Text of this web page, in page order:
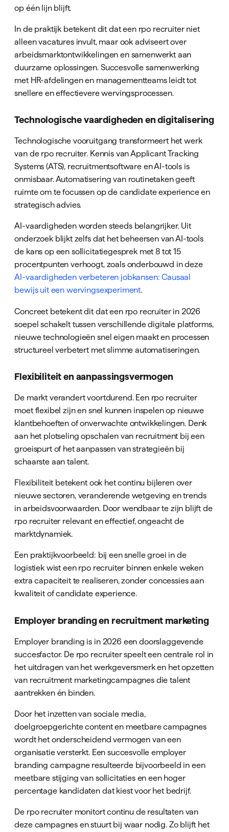
op één lijn blijft.
In de praktijk betekent dit dat een rpo recruiter niet
alleen vacatures invult, maar ook adviseert over
arbeidsmarktontwikkelingen en samenwerkt aan
duurzame oplossingen. Succesvolle samenwerking
met HR-afdelingen en managementteams leidt tot
snellere en effectievere wervingsprocessen.
Technologische vaardigheden en digitalisering
Technologische vooruitgang transformeert het werk
van de rpo recruiter. Kennis van Applicant Tracking
Systems (ATS), recruitmentsoftware en AI-tools is
onmisbaar. Automatisering van routinetaken geeft
ruimte om te focussen op de candidate experience en
strategisch advies.
AI-vaardigheden worden steeds belangrijker. Uit
onderzoek blijkt zelfs dat het beheersen van AI-tools
de kans op een sollicitatiegesprek met 8 tot 15
procentpunten verhoogt, zoals onderbouwd in deze
AI-vaardigheden verbeteren jobkansen: Causaal
bewijs uit een wervingsexperiment.
Concreet betekent dit dat een rpo recruiter in 2026
soepel schakelt tussen verschillende digitale platforms,
nieuwe technologieën snel eigen maakt en processen
structureel verbetert met slimme automatiseringen.
Flexibiliteit en aanpassingsvermogen
De markt verandert voortdurend. Een rpo recruiter
moet flexibel zijn en snel kunnen inspelen op nieuwe
klantbehoeften of onverwachte ontwikkelingen. Denk
aan het plotseling opschalen van recruitment bij een
groeispurt of het aanpassen van strategieën bij
schaarste aan talent.
Flexibiliteit betekent ook het continu bijleren over
nieuwe sectoren, veranderende wetgeving en trends
in arbeidsvoorwaarden. Door wendbaar te zijn blijft de
rpo recruiter relevant en effectief, ongeacht de
marktdynamiek.
Een praktijkvoorbeeld: bij een snelle groei in de
logistiek wist een rpo recruiter binnen enkele weken
extra capaciteit te realiseren, zonder concessies aan
kwaliteit of candidate experience.
Employer branding en recruitment marketing
Employer branding is in 2026 een doorslaggevende
succesfactor. De rpo recruiter speelt een centrale rol in
het uitdragen van het werkgeversmerk en het opzetten
van recruitment marketingcampagnes die talent
aantrekken én binden.
Door het inzetten van sociale media,
doelgroepgerichte content en meetbare campagnes
wordt het onderscheidend vermogen van een
organisatie versterkt. Een succesvolle employer
branding campagne resulteerde bijvoorbeeld in een
meetbare stijging van sollicitaties en een hoger
percentage kandidaten dat kiest voor het bedrijf.
De rpo recruiter monitort continu de resultaten van
deze campagnes en stuurt bij waar nodig. Zo blijft het